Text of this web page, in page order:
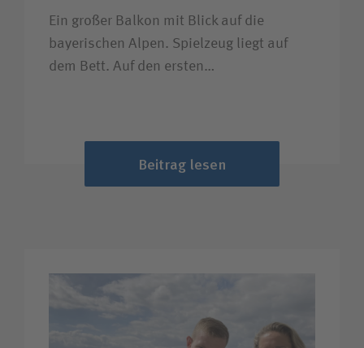
Ein großer Balkon mit Blick auf die
bayerischen Alpen. Spielzeug liegt auf
dem Bett. Auf den ersten…
Beitrag lesen